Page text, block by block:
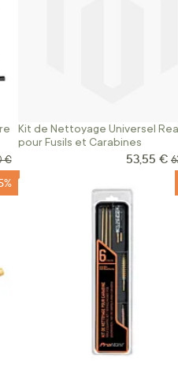
€
Kit de Nettoyage Universel
pour Fusils et Carabines
Prix
53,55 €